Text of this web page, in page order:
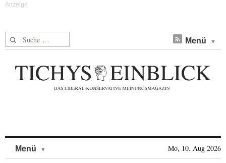
Suche nach: Menü
Menü Mo, 10. Aug 2026